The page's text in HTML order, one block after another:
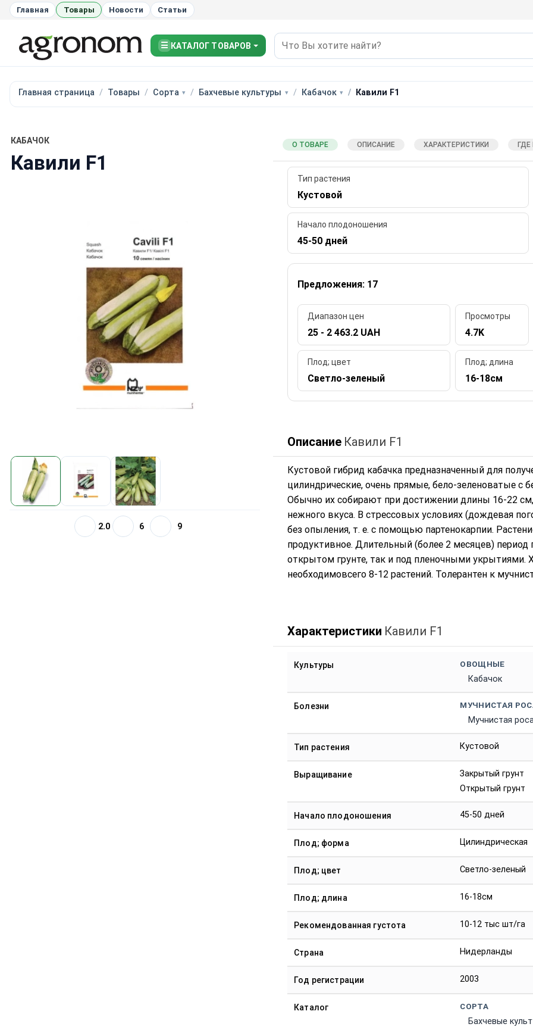
Главная Товары Новости Статьи
☰ КАТАЛОГ ТОВАРОВ
Главная страница Товары Сорта Бахчевые культуры Кабачок Кавили F1
КАБАЧОК
Кавили F1
2.0 6 9
О ТОВАРЕ ОПИСАНИЕ ХАРАКТЕРИСТИКИ
Тип растения
Кустовой
Начало плодоношения
45-50 дней
Предложения: 17
Диапазон цен
25 - 2 463.2 UAH
Просмотры
4.7K
Плод; цвет
Светло-зеленый
Плод; длина
16-18см
Описание Кавили F1
Кустовой гибрид кабачка предназначенный для
цилиндрические, очень прямые, бело-зеленоватые
Обычно их собирают при достижении длины 16-22
нежного вкуса. В стрессовых условиях (дождевая
без опыления, т. е. с помощью партенокарпии.
продуктивное. Длительный (более 2 месяцев)
открытом грунте, так и под пленочными
необходимовсего 8-12 растений. Толерантен к
Характеристики Кавили F1
Культуры ОВОЩНЫЕ
Кабачок
Болезни МУЧНИСТАЯ
Мучнистая
Тип растения Кустовой
Выращивание
Закрытый грунт
Открытый грунт
Начало плодоношения 45-50 дней
Плод; форма Цилиндрическая
Плод; цвет Светло-зеленый
Плод; длина 16-18см
Рекомендованная густота 10-12 тыс шт/га
Страна Нидерланды
Год регистрации 2003
Каталог СОРТА
Бахчевые